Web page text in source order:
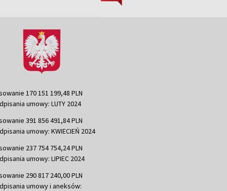
170 151 199,48 PLN
umowy: LUTY 2024
391 856 491,84 PLN
umowy: KWIECIEŃ 2024
237 754 754,24 PLN
umowy: LIPIEC 2024
290 817 240,00 PLN
umowy i aneksów: